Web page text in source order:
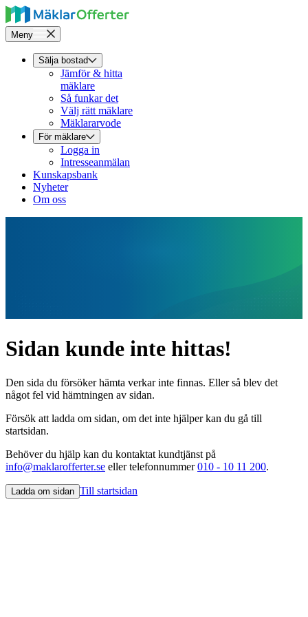
Meny
Sälja bostad
Jämför & hitta
mäklare
Så funkar det
Välj rätt mäklare
Mäklararvode
För mäklare
Logga in
Intresseanmälan
Kunskapsbank
Nyheter
Om oss
Sidan kunde inte hittas!
Den sida du försöker hämta verkar inte finnas. Eller så blev det
något fel vid hämtningen av sidan.
Försök att ladda om sidan, om det inte hjälper kan du gå till
startsidan.
Behöver du hjälp kan du kontaktat kundtjänst på
info@maklarofferter.se eller telefonnummer010 - 10 11 200.
Ladda om sidan Till startsidan